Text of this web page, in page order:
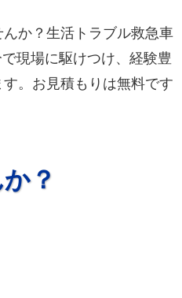
か？生活トラブル救急車
現場に駆けつけ、経験豊
。お見積もりは無料です
？